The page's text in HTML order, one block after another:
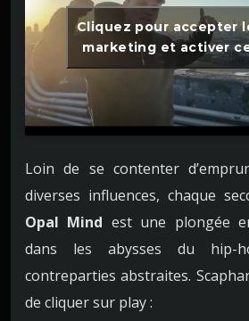
Cliquez pour accepter
marketing et activer
Loin de se contenter
diverses influences, chaque
Opal Mind est une plongée
dans les abysses du hip-
contreparties abstraites.
de cliquer sur play :